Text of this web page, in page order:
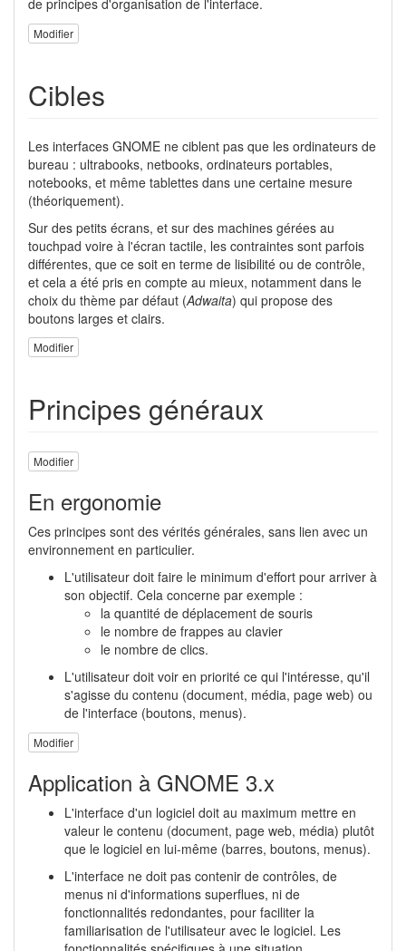
de principes d'organisation de l'interface.
Modifier
Cibles
Les interfaces GNOME ne ciblent pas que les ordinateurs de
bureau : ultrabooks, netbooks, ordinateurs portables,
notebooks, et même tablettes dans une certaine mesure
(théoriquement).
Sur des petits écrans, et sur des machines gérées au
touchpad voire à l'écran tactile, les contraintes sont parfois
différentes, que ce soit en terme de lisibilité ou de contrôle,
et cela a été pris en compte au mieux, notamment dans le
choix du thème par défaut (Adwaita) qui propose des
boutons larges et clairs.
Modifier
Principes généraux
Modifier
En ergonomie
Ces principes sont des vérités générales, sans lien avec un
environnement en particulier.
L'utilisateur doit faire le minimum d'effort pour arriver à
son objectif. Cela concerne par exemple :
la quantité de déplacement de souris
le nombre de frappes au clavier
le nombre de clics.
L'utilisateur doit voir en priorité ce qui l'intéresse, qu'il
s'agisse du contenu (document, média, page web) ou
de l'interface (boutons, menus).
Modifier
Application à GNOME 3.x
L'interface d'un logiciel doit au maximum mettre en
valeur le contenu (document, page web, média) plutôt
que le logiciel en lui-même (barres, boutons, menus).
L'interface ne doit pas contenir de contrôles, de
menus ni d'informations superflues, ni de
fonctionnalités redondantes, pour faciliter la
familiarisation de l'utilisateur avec le logiciel. Les